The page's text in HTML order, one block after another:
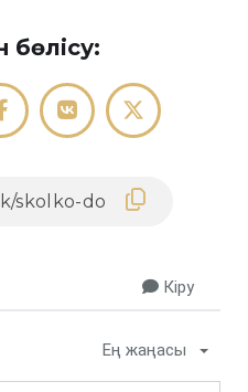
бөлісу:
Кіру
Ең жаңасы